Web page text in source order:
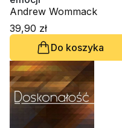
Andrew Wommack
39,90 zł
Do koszyka